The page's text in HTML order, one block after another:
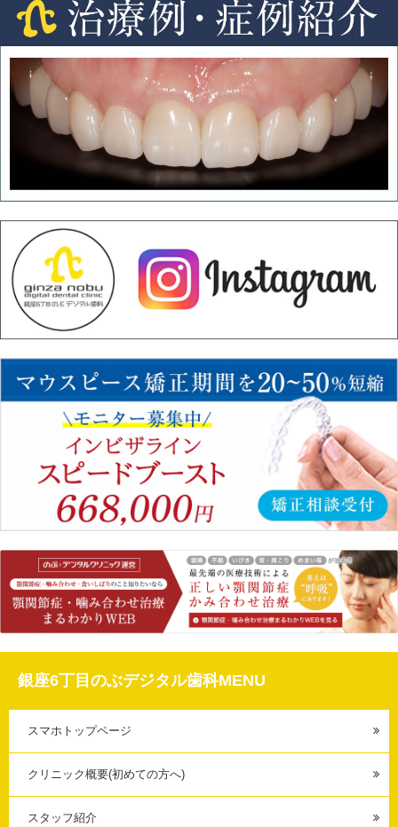
銀座6丁目のぶデジタル歯科MENU
スマホトップページ
クリニック概要(初めての方へ)
スタッフ紹介